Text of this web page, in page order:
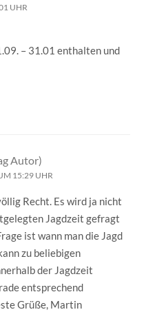
UHR
– 31.01 enthalten und
Autor)
15:29 UHR
Recht. Es wird ja nicht
Jagdzeit gefragt
ist wann man die Jagd
zu beliebigen
der Jagdzeit
entsprechend
Grüße, Martin